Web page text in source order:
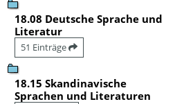
18.08 Deutsche Sprache und
Literatur
51 Einträge
18.15 Skandinavische
Sprachen und Literaturen